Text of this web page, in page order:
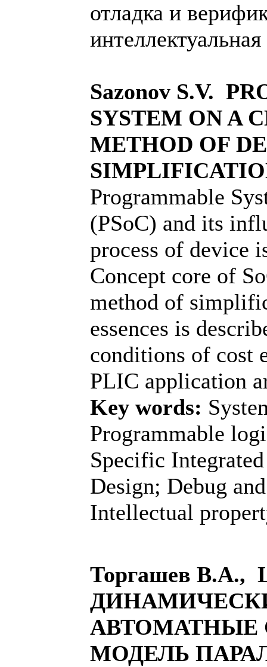
отладка и
Sazonov S.V.
SYSTEM ON A
METHOD OF
Programmable
(PSoC) and its
process of device
Concept core of
method of
essences is
conditions of cost
PLIC application
Key words:
Programmable
Specific
Design; Debug
Intellectual
Торгашев В.А.,
АВТОМАТНЫЕ
МОДЕЛЬ